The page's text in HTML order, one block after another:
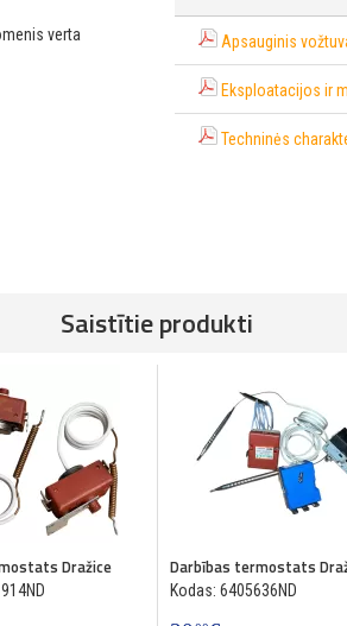
verta
Apsauginis
Eksploatacijos ir
Techninės
Saistītie produkti
Dražice Darbības termostats
Kodas: 6405636ND